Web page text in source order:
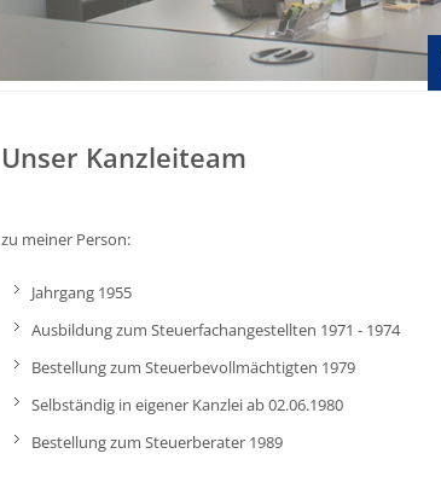
Unser Kanzleiteam
zu meiner Person:
Jahrgang 1955
Ausbildung zum Steuerfachangestellten 1971 - 1974
Bestellung zum Steuerbevollmächtigten 1979
Selbständig in eigener Kanzlei ab 02.06.1980
Bestellung zum Steuerberater 1989